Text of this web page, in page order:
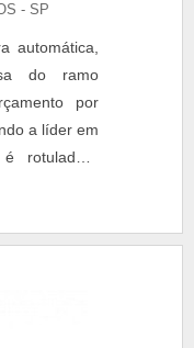
- SP
automática,
do ramo
por
a líder em
rotuladora
Tecmaes o
benefício